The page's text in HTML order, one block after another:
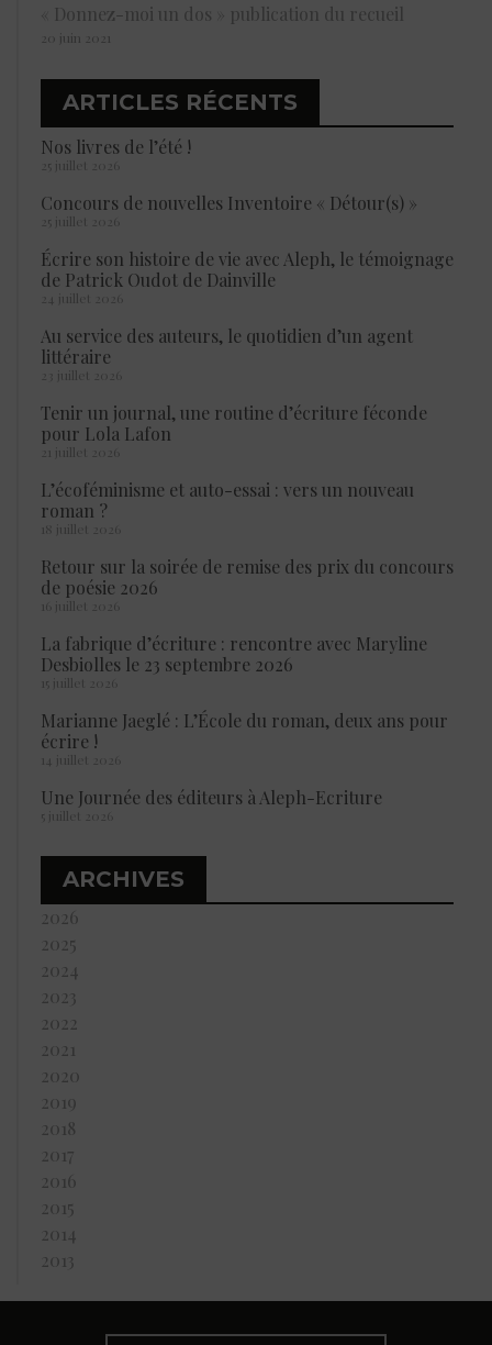
« Donnez-moi un dos » publication du recueil
20 juin 2021
ARTICLES RÉCENTS
Nos livres de l’été !
25 juillet 2026
Concours de nouvelles Inventoire « Détour(s) »
25 juillet 2026
Écrire son histoire de vie avec Aleph, le témoignage
de Patrick Oudot de Dainville
24 juillet 2026
Au service des auteurs, le quotidien d’un agent
littéraire
23 juillet 2026
Tenir un journal, une routine d’écriture féconde
pour Lola Lafon
21 juillet 2026
L’écoféminisme et auto-essai : vers un nouveau
roman ?
18 juillet 2026
Retour sur la soirée de remise des prix du concours
de poésie 2026
16 juillet 2026
La fabrique d’écriture : rencontre avec Maryline
Desbiolles le 23 septembre 2026
15 juillet 2026
Marianne Jaeglé : L’École du roman, deux ans pour
écrire !
14 juillet 2026
Une Journée des éditeurs à Aleph-Ecriture
5 juillet 2026
ARCHIVES
2026
2025
2024
2023
2022
2021
2020
2019
2018
2017
2016
2015
2014
2013